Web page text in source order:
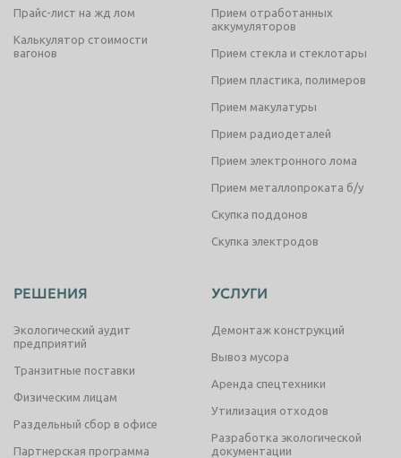
Прайс-лист на жд лом
Калькулятор стоимости
вагонов
Прием отработанных
аккумуляторов
Прием стекла и стеклотары
Прием пластика, полимеров
Прием макулатуры
Прием радиодеталей
Прием электронного лома
Прием металлопроката б/у
Скупка поддонов
Скупка электродов
РЕШЕНИЯ
Экологический аудит
предприятий
Транзитные поставки
Физическим лицам
Раздельный сбор в офисе
Партнерская программа
УСЛУГИ
Демонтаж конструкций
Вывоз мусора
Аренда спецтехники
Утилизация отходов
Разработка экологической
документации